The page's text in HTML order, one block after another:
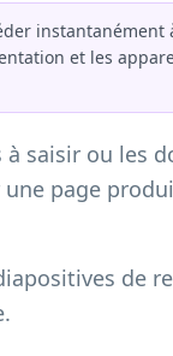
instantanément
et les
saisir ou les
page
de